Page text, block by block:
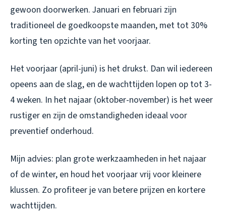
gewoon doorwerken. Januari en februari zijn
traditioneel de goedkoopste maanden, met tot 30%
korting ten opzichte van het voorjaar.
Het voorjaar (april-juni) is het drukst. Dan wil iedereen
opeens aan de slag, en de wachttijden lopen op tot 3-
4 weken. In het najaar (oktober-november) is het weer
rustiger en zijn de omstandigheden ideaal voor
preventief onderhoud.
Mijn advies: plan grote werkzaamheden in het najaar
of de winter, en houd het voorjaar vrij voor kleinere
klussen. Zo profiteer je van betere prijzen en kortere
wachttijden.